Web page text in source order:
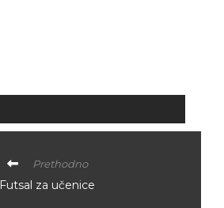
Prethodno
Futsal za učenice